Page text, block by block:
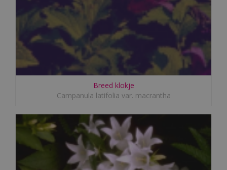
Breed klokje
Campanula latifolia var. macrantha